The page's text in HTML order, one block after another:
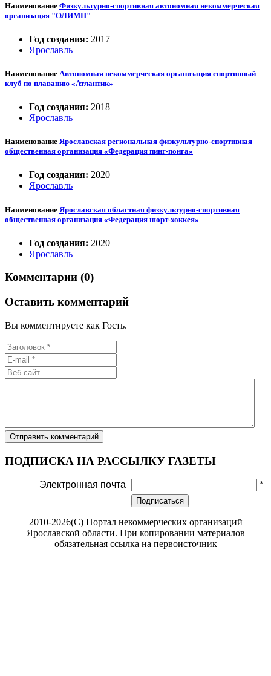
Наименование Физкультурно-спортивная автономная некоммерческая
организация "ОЛИМП"
Год создания: 2017
Ярославль
Наименование Автономная некоммерческая организация спортивный
клуб по плаванию «Атлантик»
Год создания: 2018
Ярославль
Наименование Ярославская региональная физкультурно-спортивная
общественная организация «Федерация пинг-понга»
Год создания: 2020
Ярославль
Наименование Ярославская областная физкультурно-спортивная
общественная организация «Федерация шорт-хоккея»
Год создания: 2020
Ярославль
Комментарии (0)
Оставить комментарий
Вы комментируете как Гость.
ПОДПИСКА НА РАССЫЛКУ ГАЗЕТЫ
Электронная почта *
Подписаться
2010-2026(С) Портал некоммерческих организаций
Ярославской области. При копировании материалов
обязательная ссылка на первоисточник